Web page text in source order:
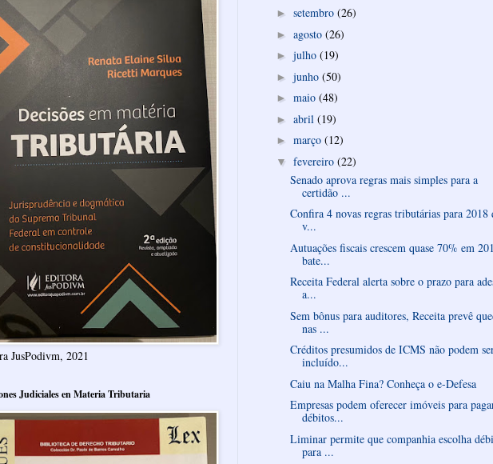
► setembro (26)
► agosto (26)
► julho (19)
► junho (50)
► maio (48)
► abril (19)
► março (12)
▼ fevereiro (22)
Senado aprova regras mais simples para a
certidão ...
Confira 4 novas regras tributárias para 2018
v...
Autuações fiscais crescem quase 70% em
bate...
Receita Federal alerta sobre o prazo para
a...
Sem bônus para auditores, Receita prevê
nas ...
Créditos presumidos de ICMS não podem
incluído...
Caiu na Malha Fina? Conheça o e-Defesa
Empresas podem oferecer imóveis para
débitos...
Liminar permite que companhia escolha
para ...
JusPodivm, 2021
Judiciales en Materia Tributaria